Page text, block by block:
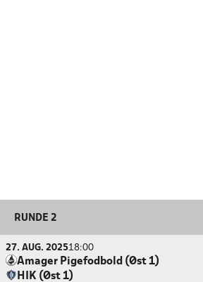
RUNDE 2
27. AUG. 202518:00
Amager Pigefodbold (Øst 1)
HIK (Øst 1)